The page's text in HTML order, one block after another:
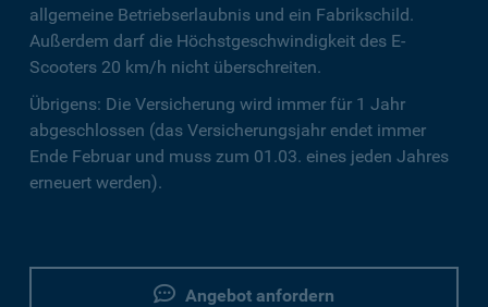
allgemeine Betriebserlaubnis und ein Fabrikschild.
Außerdem darf die Höchstgeschwindigkeit des E-
Scooters 20 km/h nicht überschreiten.
Übrigens: Die Versicherung wird immer für 1 Jahr
abgeschlossen (das Versicherungsjahr endet immer
Ende Februar und muss zum 01.03. eines jeden Jahres
erneuert werden).
Angebot anfordern